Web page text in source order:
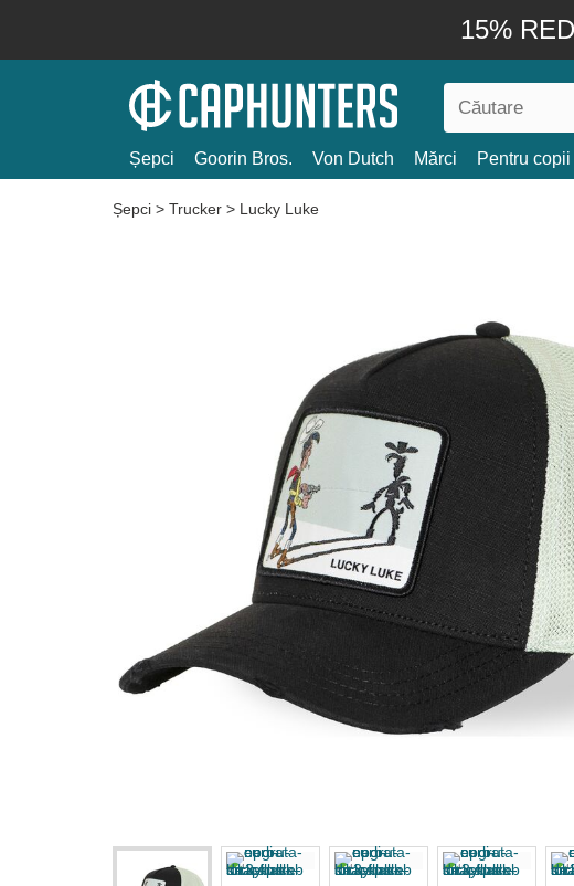
15%
Șepci Goorin Bros. Von Dutch Mărci Pentru copii
Șepci > Trucker > Lucky Luke